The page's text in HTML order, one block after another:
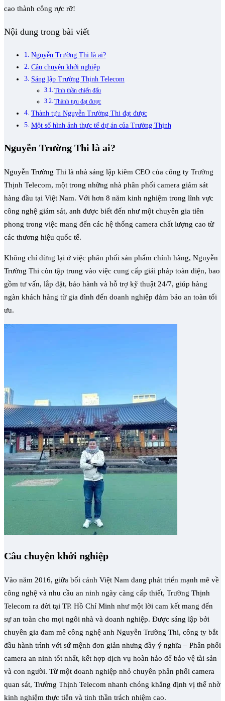
cao thành công rực rỡ!
Nội dung trong bài viết
Nguyễn Trường Thi là ai?
Câu chuyện khởi nghiệp
Sáng lập Trường Thịnh Telecom
Tinh thần chiến đấu
Thành tựu đạt được
Thành tựu Nguyễn Trường Thi đạt được
Một số hình ảnh thực tế dự án của Trường Thịnh
Nguyễn Trường Thi là ai?
Nguyễn Trường Thi là nhà sáng lập kiêm CEO của công ty Trường
Thịnh Telecom, một trong những nhà phân phối camera giám sát
hàng đầu tại Việt Nam. Với hơn 8 năm kinh nghiệm trong lĩnh vực
công nghệ giám sát, anh được biết đến như một chuyên gia tiên
phong trong việc mang đến các hệ thống camera chất lượng cao từ
các thương hiệu quốc tế.
Không chỉ dừng lại ở việc phân phối sản phẩm chính hãng, Nguyễn
Trường Thi còn tập trung vào việc cung cấp giải pháp toàn diện, bao
gồm tư vấn, lắp đặt, bảo hành và hỗ trợ kỹ thuật 24/7, giúp hàng
ngàn khách hàng từ gia đình đến doanh nghiệp đảm bảo an toàn tối
ưu.
Câu chuyện khởi nghiệp
Vào năm 2016, giữa bối cảnh Việt Nam đang phát triển mạnh mẽ về
công nghệ và nhu cầu an ninh ngày càng cấp thiết, Trường Thịnh
Telecom ra đời tại TP. Hồ Chí Minh như một lời cam kết mang đến
sự an toàn cho mọi ngôi nhà và doanh nghiệp. Được sáng lập bởi
chuyên gia đam mê công nghệ anh Nguyễn Trường Thi, công ty bắt
đầu hành trình với sứ mệnh đơn giản nhưng đầy ý nghĩa – Phân phối
camera an ninh tốt nhất, kết hợp dịch vụ hoàn hảo để bảo vệ tài sản
và con người. Từ một doanh nghiệp nhỏ chuyên phân phối camera
quan sát, Trường Thịnh Telecom nhanh chóng khẳng định vị thế nhờ
kinh nghiệm thực tiễn và tinh thần trách nhiệm cao.